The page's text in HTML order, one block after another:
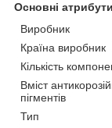
Основні атрибути
Виробник
Країна виробник
Кількість
Вміст
пігментів
Тип